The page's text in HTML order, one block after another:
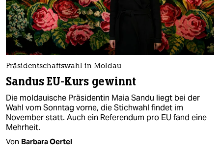
Präsidentschaftswahl in Moldau
Sandus EU-Kurs gewinnt
Die moldauische Präsidentin Maia Sandu liegt bei der
Wahl vom Sonntag vorne, die Stichwahl findet im
November statt. Auch ein Referendum pro EU fand eine
Mehrheit.
Von Barbara Oertel